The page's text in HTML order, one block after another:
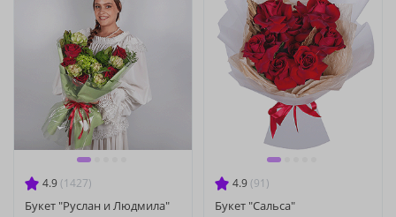
4.9 (1427)
Букет "Руслан и Людмила"
4.9 (91)
Букет "Сальса"